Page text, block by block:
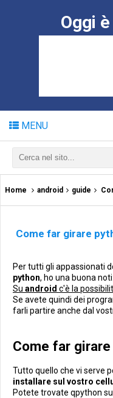
Oggi
MENU
Home android guide
Come far girare
Per tutti gli appassionati
python, ho una buona
Su android c'è la
Se avete quindi dei
farli partire anche dal
Come far
Tutto quello che vi serve
installare sul vostro
Potete trovate qpython